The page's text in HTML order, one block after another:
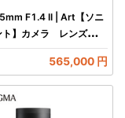
F1.4 II | Art【ソニ
ト】カメラ レンズ 家
565,000 円